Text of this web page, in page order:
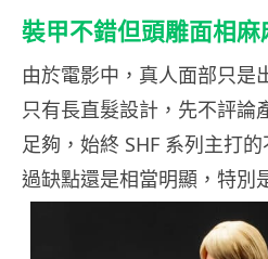
裝甲不錯但頭雕面相麻
由於電影中，真人面部只是
只有長直髮設計，先不評論
足夠，始終 SHF 系列主打
過缺點還是相當明顯，特別